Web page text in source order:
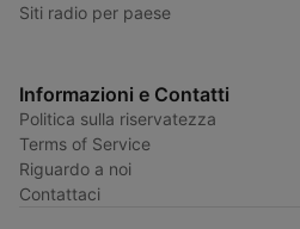
Siti radio per paese
Informazioni e Contatti
Politica sulla riservatezza
Terms of Service
Riguardo a noi
Contattaci